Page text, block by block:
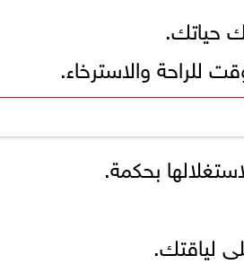
حياتك.
والاسترخاء.
بحكمة.
لياقتك.